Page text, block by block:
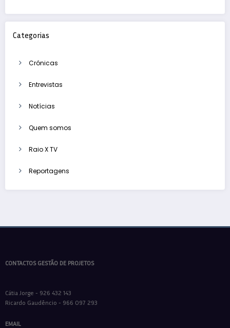
Categorias
Crónicas
Entrevistas
Notícias
Quem somos
Raio X TV
Reportagens
CONTACTOS GESTÃO DE PROJETOS
Cátia Jorge - 926 432 143
Ricardo Gaudêncio - 966 097 293
EMAIL